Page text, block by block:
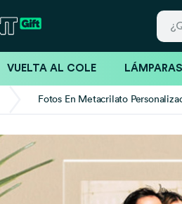
VUELTA AL COLE LÁMPARAS
Fotos En Metacrilato